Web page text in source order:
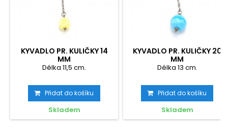
KYVADLO PR. KULIČKY 14
MM
Délka 11,5 cm.
Přidat do košíku
Skladem
KYVADLO PR. KULIČKY 20
MM
Délka 13 cm.
Přidat do košíku
Skladem